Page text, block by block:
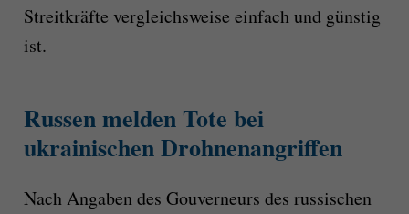
Streitkräfte vergleichsweise einfach und günstig
ist.
Russen melden Tote bei
ukrainischen Drohnenangriffen
Nach Angaben des Gouverneurs des russischen